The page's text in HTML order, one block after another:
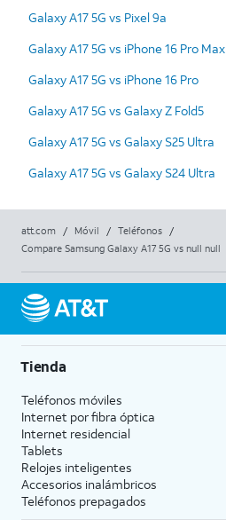
Galaxy A17 5G vs Pixel 9a
Galaxy A17 5G vs iPhone 16 Pro Max
Galaxy A17 5G vs iPhone 16 Pro
Galaxy A17 5G vs Galaxy Z Fold5
Galaxy A17 5G vs Galaxy S25 Ultra
Galaxy A17 5G vs Galaxy S24 Ultra
att.com / Móvil / Teléfonos
/
Compare Samsung Galaxy A17 5G vs null null
Tienda
Teléfonos móviles
Internet por fibra óptica
Internet residencial
Tablets
Relojes inteligentes
Accesorios inalámbricos
Teléfonos prepagados